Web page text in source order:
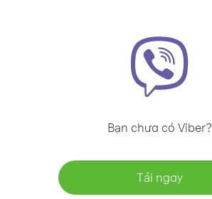
Bạn chưa có Viber?
Tải ngay